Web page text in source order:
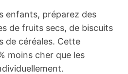
enfants, préparez des
de fruits secs, de biscuits
de céréales. Cette
moins cher que les